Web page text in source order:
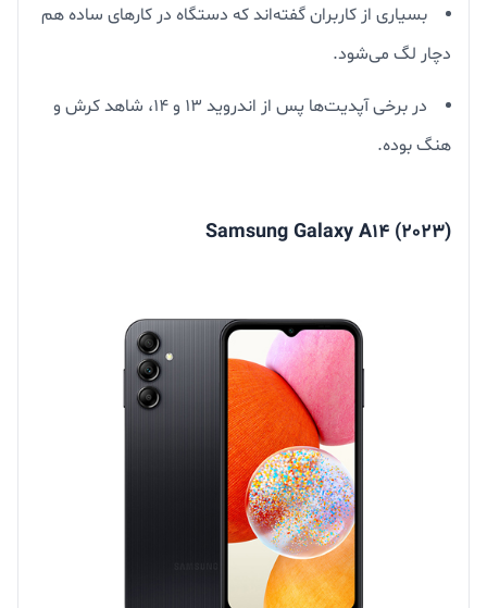
بسیاری از کاربران گفته‌اند که دستگاه در کارهای ساده هم
دچار لگ می‌شود.
در برخی آپدیت‌ها پس از اندروید 13 و 14، شاهد کرش و
هنگ بوده.
Samsung Galaxy A14 (2023)